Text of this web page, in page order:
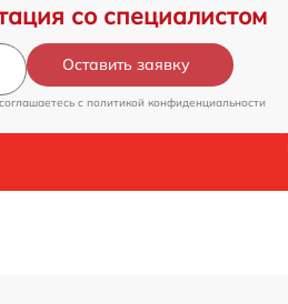
со специалистом
Оставить заявку
c политикой конфиденциальности